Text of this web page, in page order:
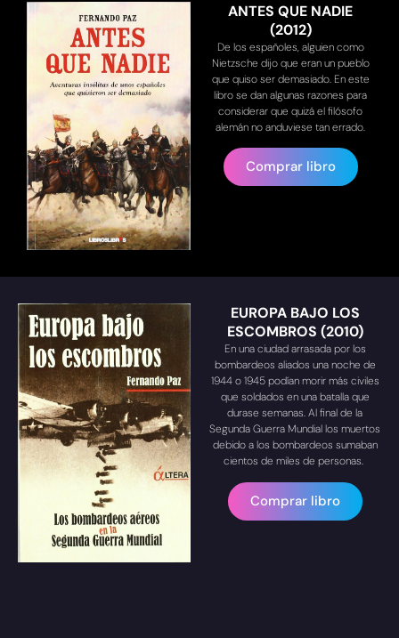
ANTES QUE NADIE
(2012)
De los españoles, alguien como
Nietzsche dijo que eran un pueblo
que quiso ser demasiado. En este
libro se dan algunas razones para
considerar que quizá el filósofo
alemán no anduviese tan errado.
Comprar libro
EUROPA BAJO LOS
ESCOMBROS (2010)
En una ciudad arrasada por los
bombardeos aliados una noche de
1944 o 1945 podían morir más civiles
que soldados en una batalla que
durase semanas. Al final de la
Segunda Guerra Mundial los muertos
debido a los bombardeos sumaban
cientos de miles de personas.
Comprar libro